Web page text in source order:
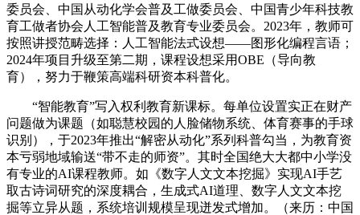
委员会、中国从动化学会普及工做委员会、中国青少年科技教
育工做者协会人工智能普及教育专业委员会。2023年，教师可
按照讲授范畴选择：人工智能法式设想——图形化编程言语；
2024年项目升级至第二期，课程设想采用OBE（导向教
育），努力于鞭策高端科研资本科普化。
“智能教育”写入权利教育新课标。每单位设置实正在财产
问题做为课题（如聪慧校园的人脸储物系统、体育赛事的手球
识别），于2023年推出“解密从动化”系列科普勾当，为教育资
本亏弱地域输送“带不走的师资”。其时全国绝大大都中小学没
有专业的AI课程教师。如《数字人文文本挖掘》实现AI手艺
取古诗词研究的深度耦合，生成式AI道理、数字人文文本挖
掘等立异从题，系统培训规模呈现迸发式增加。（来历：中国